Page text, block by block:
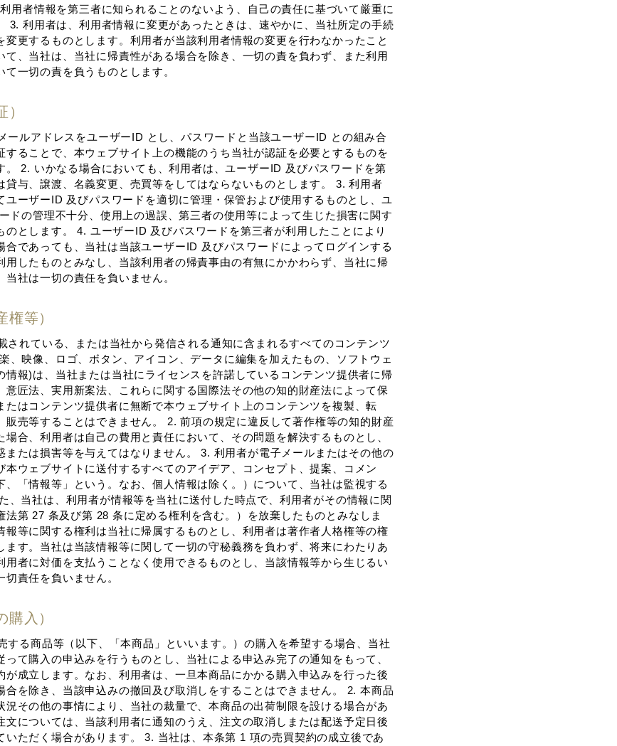
⽤者情報を第三者に知られることのないよう、⾃⼰の責任に基づいて厳重に
3. 利⽤者は、利⽤者情報に変更があったときは、速やかに、当社所定の⼿続
変更するものとします。利⽤者が当該利⽤者情報の変更を⾏わなかったこと
て、当社は、当社に帰責性がある場合を除き、⼀切の責を負わず、また利⽤
⼀切の責を負うものとします。
ールアドレスをユーザーID とし、パスワードと当該ユーザーID との組み合
することで、本ウェブサイト上の機能のうち当社が認証を必要とするものを
。 2. いかなる場合においても、利⽤者は、ユーザーID 及びパスワードを第
貸与、譲渡、名義変更、売買等をしてはならないものとします。 3. 利⽤者
ユーザーID 及びパスワードを適切に管理・保管および使⽤するものとし、ユ
ドの管理不⼗分、使⽤上の過誤、第三者の使⽤等によって⽣じた損害に関す
のとします。 4. ユーザーID 及びパスワードを第三者が利⽤したことにより
合であっても、当社は当該ユーザーID 及びパスワードによってログインする
⽤したものとみなし、当該利⽤者の帰責事由の有無にかかわらず、当社に帰
社は⼀切の責任を負いません。
等）
されている、または当社から発信される通知に含まれるすべてのコンテンツ
、映像、ロゴ、ボタン、アイコン、データに編集を加えたもの、ソフトウェ
情報)は、当社または当社にライセンスを許諾しているコンテンツ提供者に帰
意匠法、実⽤新案法、これらに関する国際法その他の知的財産法によって保
たはコンテンツ提供者に無断で本ウェブサイト上のコンテンツを複製、転
販売等することはできません。 2. 前項の規定に違反して著作権等の知的財産
場合、利⽤者は⾃⼰の費⽤と責任において、その問題を解決するものとし、
または損害等を与えてはなりません。 3. 利⽤者が電⼦メールまたはその他の
本ウェブサイトに送付するすべてのアイデア、コンセプト、提案、コメン
、「情報等」という。なお、個⼈情報は除く。）について、当社は監視する
、当社は、利⽤者が情報等を当社に送付した時点で、利⽤者がその情報に関
法第 27 条及び第 28 条に定める権利を含む。）を放棄したものとみなしま
報等に関する権利は当社に帰属するものとし、利⽤者は著作者⼈格権等の権
ます。当社は当該情報等に関して⼀切の守秘義務を負わず、将来にわたりあ
⽤者に対価を⽀払うことなく使⽤できるものとし、当該情報等から⽣じるい
責任を負いません。
⼊）
する商品等（以下、「本商品」といいます。）の購⼊を希望する場合、当社
って購⼊の申込みを⾏うものとし、当社による申込み完了の通知をもって、
が成⽴します。なお、利⽤者は、⼀旦本商品にかかる購⼊申込みを⾏った後
合を除き、当該申込みの撤回及び取消しをすることはできません。 2. 本商品
況その他の事情により、当社の裁量で、本商品の出荷制限を設ける場合があ
⽂については、当該利⽤者に通知のうえ、注⽂の取消しまたは配送予定⽇後
いただく場合があります。 3. 当社は、本条第 1 項の売買契約の成⽴後であ